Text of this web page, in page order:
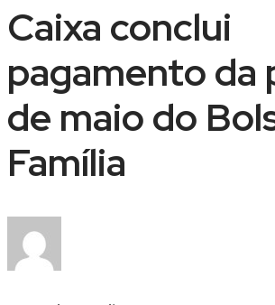
Caixa conclui
pagamento da
de maio do
Família